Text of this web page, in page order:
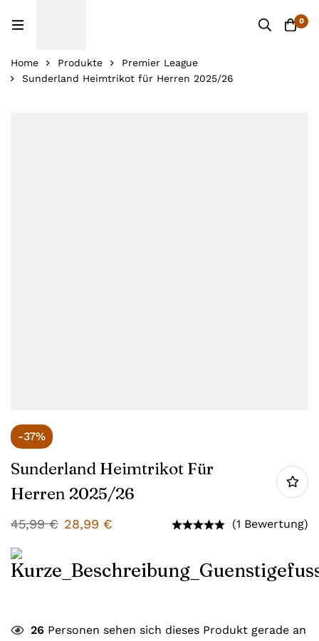
0
Home Produkte
Premier League
Sunderland Heimtrikot für Herren 2025/26
-37%
Sunderland Heimtrikot Für
Herren 2025/26
45,99€ 28,99 € (1 Bewertung)
26 Personen sehen sich dieses Produkt gerade an